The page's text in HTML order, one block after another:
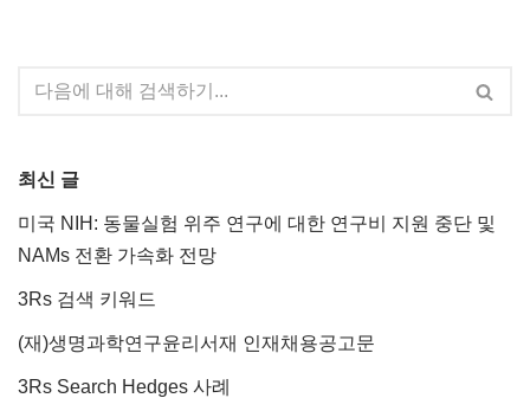
최신 글
미국 NIH: 동물실험 위주 연구에 대한 연구비 지원 중단 및
NAMs 전환 가속화 전망
3Rs 검색 키워드
(재)생명과학연구윤리서재 인재채용공고문
3Rs Search Hedges 사례